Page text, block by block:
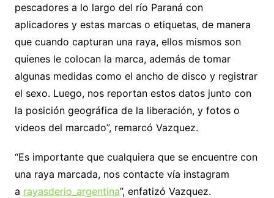
pescadores a lo largo del río Paraná con
aplicadores y estas marcas o etiquetas, de manera
que cuando capturan una raya, ellos mismos son
quienes le colocan la marca, además de tomar
algunas medidas como el ancho de disco y registrar
el sexo. Luego, nos reportan estos datos junto con
la posición geográfica de la liberación, y fotos o
videos del marcado”, remarcó Vazquez.
“Es importante que cualquiera que se encuentre con
una raya marcada, nos contacte vía instagram
a rayasderio_argentina”, enfatizó Vazquez.